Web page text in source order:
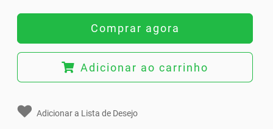
Comprar agora
Adicionar ao carrinho
Adicionar a Lista de Desejo